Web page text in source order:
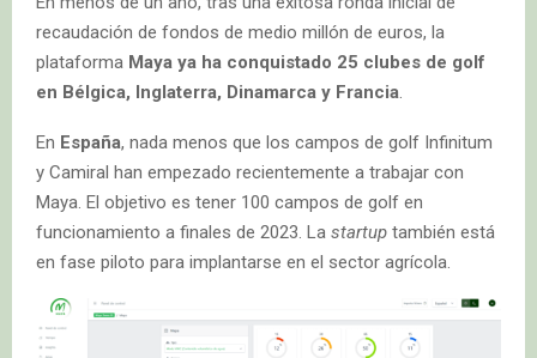
recaudación de fondos de medio millón de euros, la
plataforma Maya ya ha conquistado 25 clubes de golf
en Bélgica, Inglaterra, Dinamarca y Francia.
En España, nada menos que los campos de golf Infinitum
y Camiral han empezado recientemente a trabajar con
Maya. El objetivo es tener 100 campos de golf en
funcionamiento a finales de 2023. La startup también está
en fase piloto para implantarse en el sector agrícola.